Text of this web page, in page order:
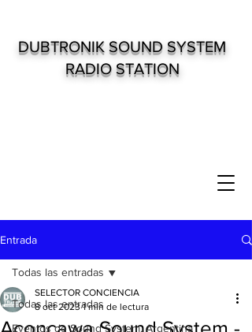
DUBTRONIK SOUND SYSTEM
RADIO STATION
Entrada
Todas las entradas
Eventos de Sound System. Argentina
Todas las entradas
SELECTOR CONCIENCIA
8 oct 2023 1 min de lectura